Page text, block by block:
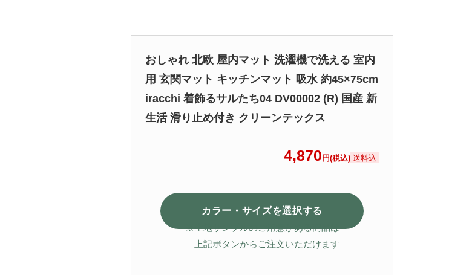
おしゃれ 北欧 屋内マット 洗濯機で洗える 室内
用 玄関マット キッチンマット 吸水 約45×75cm
iracchi 着飾るサルたち04 DV00002 (R) 国産 新
生活 滑り止め付き クリーンテックス
4,870 円(税込) 送料込
カラー・サイズを選択する
※生地サンプルのご用意がある商品は
上記ボタンからご注文いただけます